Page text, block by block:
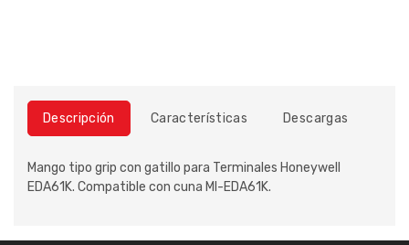
Descripción Características Descargas
Mango tipo grip con gatillo para Terminales Honeywell
EDA61K. Compatible con cuna MI-EDA61K.